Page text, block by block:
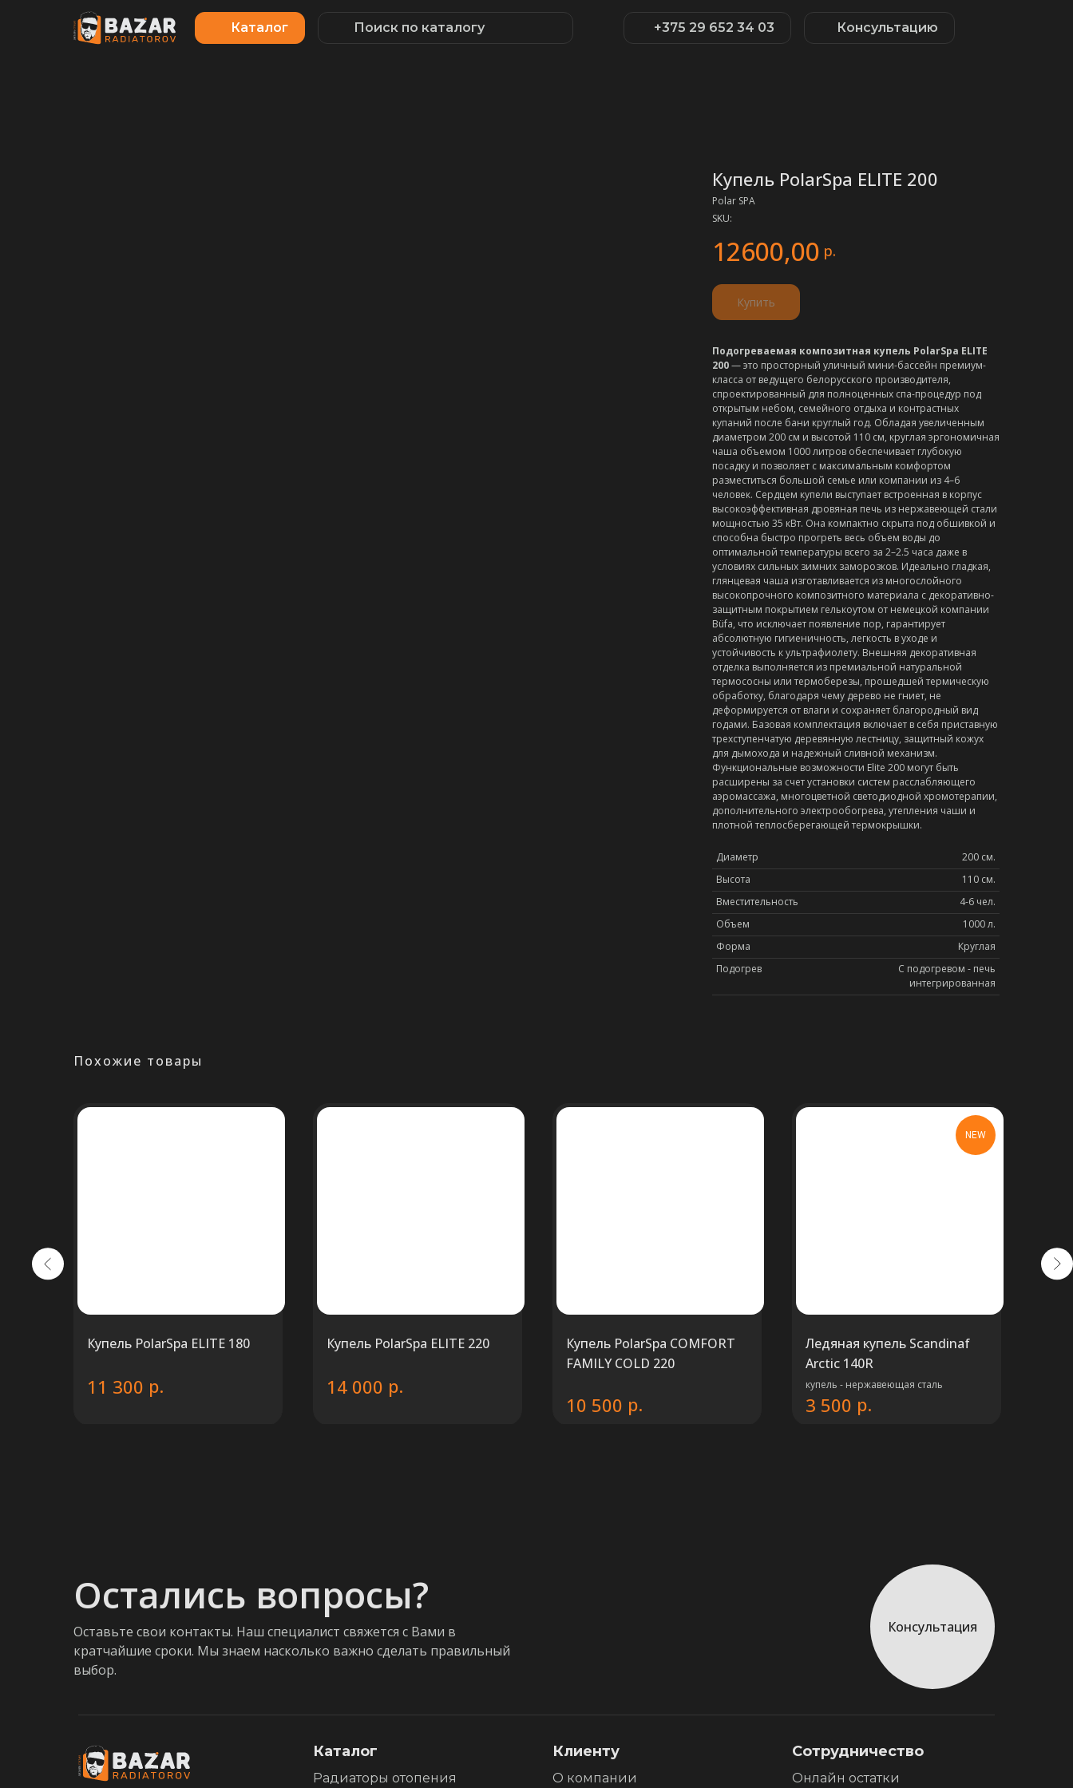
Консультацию
+375 29 652 34 03
Каталог Поиск по каталогу
Купель PolarSpa ELITE 200
Polar SPA
SKU:
12600,00 р.
Купить
Подогреваемая композитная купель PolarSpa ELITE
200— это просторный уличный мини-бассейн премиум-
класса от ведущего белорусского производителя,
спроектированный для полноценных спа-процедур под
открытым небом, семейного отдыха и контрастных
купаний после бани круглый год. Обладая увеличенным
диаметром 200 см и высотой 110 см, круглая эргономичная
чаша объемом 1000 литров обеспечивает глубокую
посадку и позволяет с максимальным комфортом
разместиться большой семье или компании из 4–6
человек. Сердцем купели выступает встроенная в корпус
высокоэффективная дровяная печь из нержавеющей стали
мощностью 35 кВт. Она компактно скрыта под обшивкой и
способна быстро прогреть весь объем воды до
оптимальной температуры всего за 2–2.5 часа даже в
условиях сильных зимних заморозков. Идеально гладкая,
глянцевая чаша изготавливается из многослойного
высокопрочного композитного материала с декоративно-
защитным покрытием гелькоутом от немецкой компании
Büfa, что исключает появление пор, гарантирует
абсолютную гигиеничность, легкость в уходе и
устойчивость к ультрафиолету. Внешняя декоративная
отделка выполняется из премиальной натуральной
термососны или термоберезы, прошедшей термическую
обработку, благодаря чему дерево не гниет, не
деформируется от влаги и сохраняет благородный вид
годами. Базовая комплектация включает в себя приставную
трехступенчатую деревянную лестницу, защитный кожух
для дымохода и надежный сливной механизм.
Функциональные возможности Elite 200 могут быть
расширены за счет установки систем расслабляющего
аэромассажа, многоцветной светодиодной хромотерапии,
дополнительного электрообогрева, утепления чаши и
плотной теплосберегающей термокрышки.
Диаметр
200 см.
Высота
110 см.
Вместительность
4-6 чел.
Объем
1000 л.
Форма
Круглая
Подогрев
С подогревом - печь
интегрированная
Похожие товары
Купель PolarSpa ELITE 180
11 300 р.
Купель PolarSpa ELITE 220
14 000 р.
Купель PolarSpa COMFORT
FAMILY COLD 220
10 500 р.
NEW
Ледяная купель Scandinaf
Arctic 140R
купель - нержавеющая сталь
3 500 р.
Остались вопросы?
Оставьте свои контакты. Наш специалист свяжется с Вами в
кратчайшие сроки. Мы знаем насколько важно сделать правильный
выбор.
Консультация
Клиенту
О компании
Сотрудничество
Каталог
Радиаторы отопения Онлайн остатки